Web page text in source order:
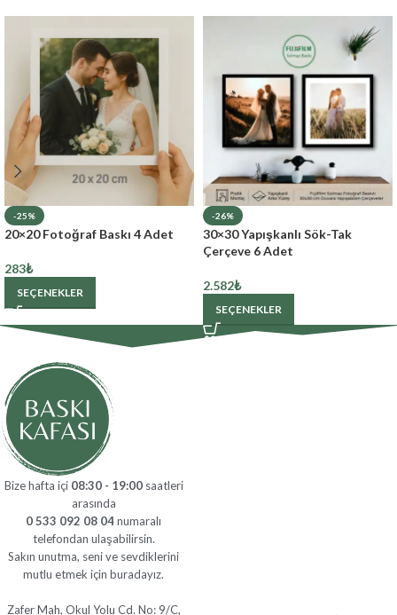
-25%
20×20 Fotoğraf Baskı 4 Adet
283₺
SEÇENEKLER
-26%
30×30 Yapışkanlı Sök-Tak
Çerçeve 6 Adet
2.582₺
SEÇENEKLER
Bize hafta içi 08:30 - 19:00saatleri
arasında
0 533 092 08 04numaralı
telefondan ulaşabilirsin.
Sakın unutma, seni ve sevdiklerini
mutlu etmek için buradayız.
Zafer Mah, Okul Yolu Cd. No: 9/C,